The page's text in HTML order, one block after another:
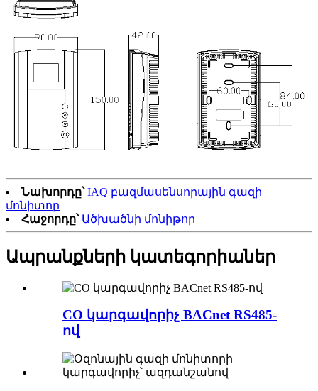
Նախորդը՝ IAQ բազմասենսորային գազի
մոնիտոր
Հաջորդը՝ Ածխածնի մոնիթոր
Ապրանքների կատեգորիաներ
CO կարգավորիչ BACnet RS485-
ով